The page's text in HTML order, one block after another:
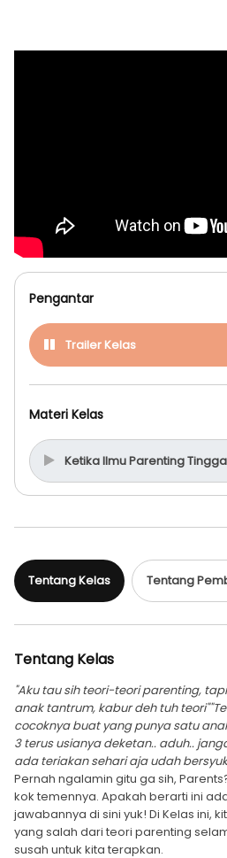
Pengantar
Trailer Kelas
Materi Kelas
Ketika Ilmu Parenting
Tentang Kelas Tentang
Tentang Kelas
"Aku tau sih teori-teori parenting,
anak tantrum, kabur deh tuh teori"
cocoknya buat yang punya satu
3 terus usianya deketan.. aduh..
ada teriakan sehari aja udah
Pernah ngalamin gitu ga sih,
kok temennya. Apakah berarti ini
jawabannya di sini yuk! Di Kelas ini,
yang salah dari teori parenting
susah untuk kita terapkan.